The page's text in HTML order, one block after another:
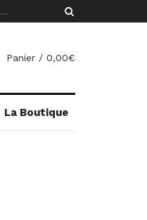
Panier / 0,00€
La Boutique